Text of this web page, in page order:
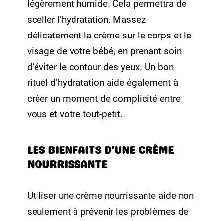
légèrement humide. Cela permettra de
sceller l’hydratation. Massez
délicatement la crème sur le corps et le
visage de votre bébé, en prenant soin
d’éviter le contour des yeux. Un bon
rituel d’hydratation aide également à
créer un moment de complicité entre
vous et votre tout-petit.
LES BIENFAITS D’UNE CRÈME
NOURRISSANTE
Utiliser une crème nourrissante aide non
seulement à prévenir les problèmes de